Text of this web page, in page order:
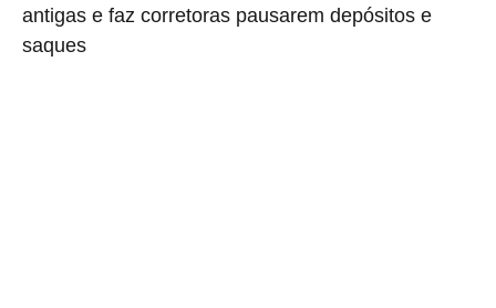
antigas e faz corretoras pausarem depósitos e
saques